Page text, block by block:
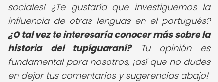
sociales!¿Te gustaría que investiguemos la
influencia de otras lenguas en el portugués?
¿O tal vez te interesaría conocer más sobre la
historia del tupíguaraní?Tu opinión es
fundamental para nosotros, ¡así que no dudes
en dejar tus comentarios y sugerencias abajo!